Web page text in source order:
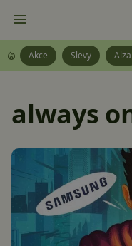
Akce Slevy Alza
always